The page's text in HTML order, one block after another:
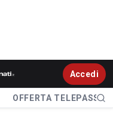
Accedi
OFFERTA TELEPASS